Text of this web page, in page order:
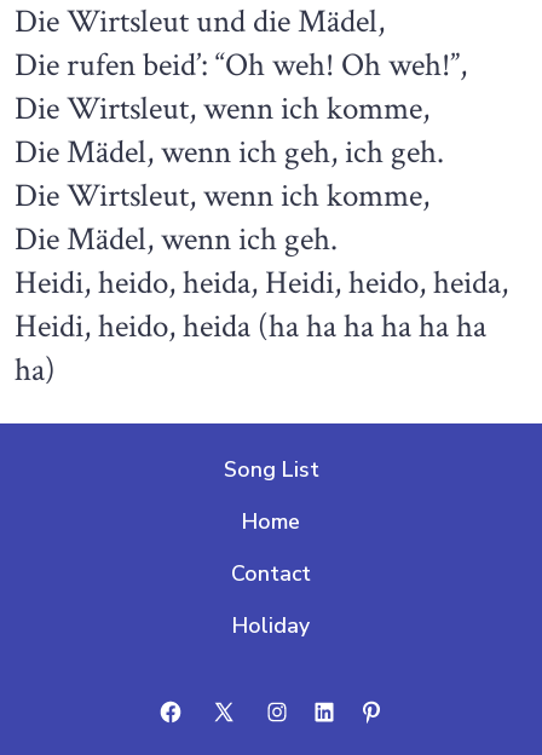
Die Wirtsleut und die Mädel,
Die rufen beid’: “Oh weh! Oh weh!”,
Die Wirtsleut, wenn ich komme,
Die Mädel, wenn ich geh, ich geh.
Die Wirtsleut, wenn ich komme,
Die Mädel, wenn ich geh.
Heidi, heido, heida, Heidi, heido, heida,
Heidi, heido, heida (ha ha ha ha ha ha
ha)
Song List
Home
Contact
Holiday
OpenOpenOpenOpenOpen